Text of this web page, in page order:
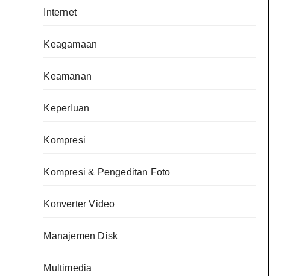
Internet
Keagamaan
Keamanan
Keperluan
Kompresi
Kompresi & Pengeditan Foto
Konverter Video
Manajemen Disk
Multimedia